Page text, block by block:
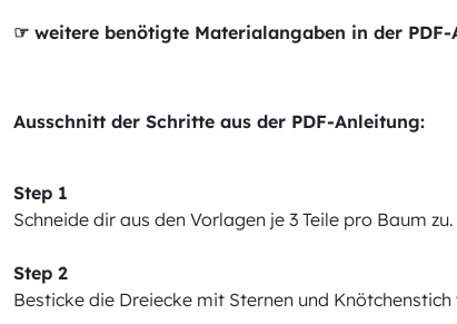
☞ weitere benötigte Materialangaben in der PDF-
Ausschnitt der Schritte aus der PDF-Anleitung:
Step 1
Schneide dir aus den Vorlagen je 3 Teile pro Baum
Step 2
Besticke die Dreiecke mit Sternen und